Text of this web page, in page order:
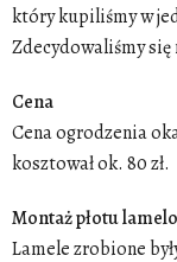
który kupiliśmy w
Zdecydowaliśmy się
Cena
Cenaogrodzenia
kosztował ok. 80 zł.
Montaż płotu
Lamelezrobione